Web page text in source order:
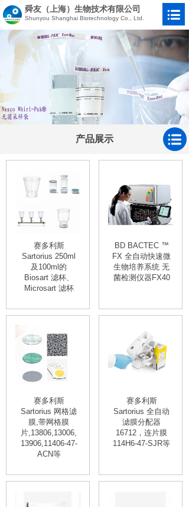
产品展示
赛多利斯
Sartorius 250ml
及100ml的
Biosart 滤杯、
Microsart 滤杯
BD BACTEC ™
FX 全自动快速微
生物培养系统 无
菌检测仪器FX40
赛多利斯
Sartorius 网格滤
膜,带网格膜
片,13806,13006,
13906,11406-47-
ACN等
赛多利斯
Sartorius 全自动
滤膜分配器
16712，连片膜
114H6-47-SJR等
舜友（上海）生物技术有限公司
Shunyou Shanghai Biotechnology Co., Ltd.